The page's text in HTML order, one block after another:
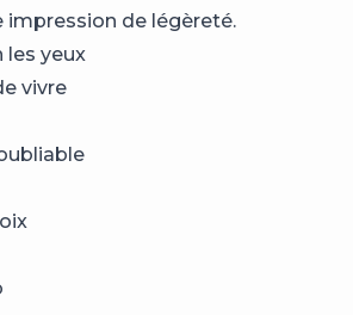
impression de légèreté.
les yeux
vivre